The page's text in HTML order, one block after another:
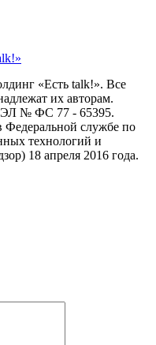
«Есть talk!». Все
их авторам.
ЭЛ № ФС 77 - 65395.
Федеральной службе по
технологий и
18 апреля 2016 года.